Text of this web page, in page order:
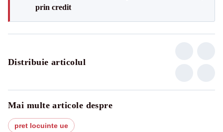
prin credit
Distribuie articolul
Mai multe articole despre
pret locuinte ue